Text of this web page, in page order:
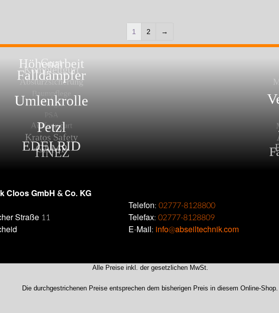
1 2 →
Cloos GmbH & Co. KG
Straße 11
Telefon:02777-8128800
Telefax:02777-8128809
E-Mail: info@abseiltechnik.com
Alle Preise inkl. der gesetzlichen MwSt.
Die durchgestrichenen Preise entsprechen dem bisherigen Preis in diesem Online-Shop.